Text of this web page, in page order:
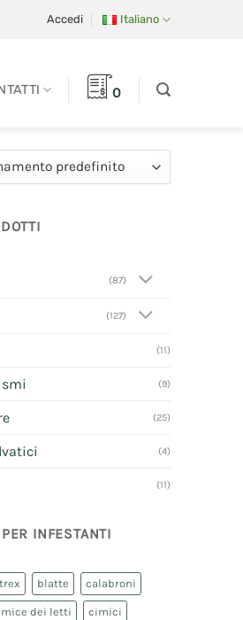
Accedi Italiano
0
(87)
(127)
(11)
(9)
(25)
(4)
(11)
INFESTANTI
blatte calabroni
dei letti cimici